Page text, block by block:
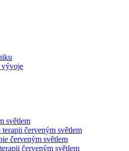
vývoje
světlem
červeným světlem
červeným světlem
červeným světlem